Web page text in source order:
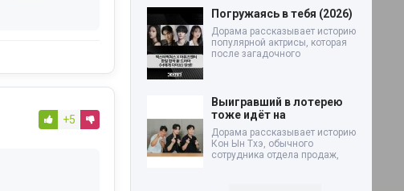
+5
Погружаясь в тебя (2026)
Дорама рассказывает историю
популярной актрисы, которая
после загадочного
Выигравший в лотерею
тоже идёт на
Дорама рассказывает историю
Кон Ын Тхэ, обычного
сотрудника отдела продаж,